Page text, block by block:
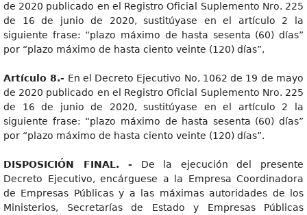
de 2020 publicado en el Registro Oficial Suplemento Nro. 225
de 16 de junio de 2020, sustitúyase en el artículo 2 la
siguiente frase: “plazo máximo de hasta sesenta (60) días”
por “plazo máximo de hasta ciento veinte (120) días”,
Artículo 8.- En el Decreto Ejecutivo No, 1062 de 19 de mayo
de 2020 publicado en el Registro Oficial Suplemento Nro. 225
de 16 de junio de 2020, sustitúyase en el artículo 2 la
siguiente frase: “plazo máximo de hasta sesenta (60) días”
por “plazo máximo de hasta ciento veinte (120) días”.
DISPOSICIÓN FINAL. - De la ejecución del presente
Decreto Ejecutivo, encárguese a la Empresa Coordinadora
de Empresas Públicas y a las máximas autoridades de los
Ministerios, Secretarías de Estado y Empresas Públicas